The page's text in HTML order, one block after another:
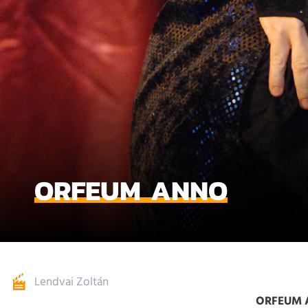
ORFEUM ANNO
Lendvai Zoltán
ORFEUM